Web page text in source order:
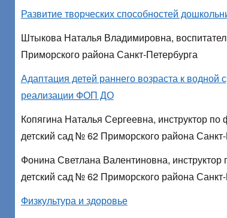
Развитие творческих способностей
Штыкова Наталья Владимировна,
Приморского района Санкт-Петербурга
Адаптация детей раннего возраста к
реализации ФОП ДО
Копягина Наталья Сергеевна, инструктор
детский сад № 62 Приморского района
Фонина Светлана Валентиновна,
детский сад № 62 Приморского района
Физкультура и здоровье